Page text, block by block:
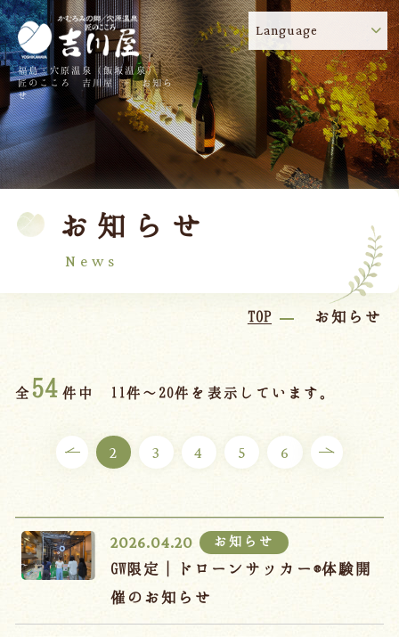
福島・穴原温泉（飯坂温泉）
匠のこころ 吉川屋 - お知ら
せ
Language
お知らせ
News
TOP お知らせ
全54 件中 11件～20件を表示しています。
2 3 4 5 6
2026.04.20 お知らせ
GW限定｜ドローンサッカー®体験開
催のお知らせ
! 吉川屋のコロナウイルス感染症対策について
TOP 吉川屋について
温泉 客室
料理
館内
ご宿泊プラン
お部屋からプランを選ぶ
空室カレンダーから選ぶ
会議・団体 吉川屋で過ごす特別な日